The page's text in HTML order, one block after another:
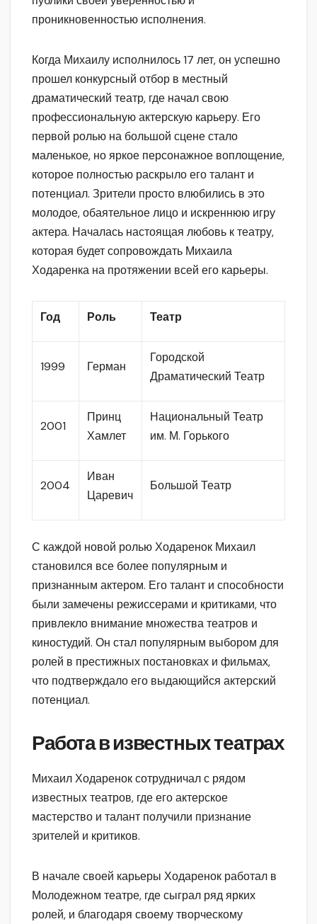
проникновенностью исполнения.
Когда Михаилу исполнилось 17 лет, он успешно
прошел конкурсный отбор в местный
драматический театр, где начал свою
профессиональную актерскую карьеру. Его
первой ролью на большой сцене стало
маленькое, но яркое персонажное воплощение,
которое полностью раскрыло его талант и
потенциал. Зрители просто влюбились в это
молодое, обаятельное лицо и искреннюю игру
актера. Началась настоящая любовь к театру,
которая будет сопровождать Михаила
Ходаренка на протяжении всей его карьеры.
Год Роль Театр
1999 Герман
Городской
Драматический Театр
2001
Принц
Хамлет
Национальный Театр
им. М. Горького
2004
Иван
Царевич
Большой Театр
С каждой новой ролью Ходаренок Михаил
становился все более популярным и
признанным актером. Его талант и способности
были замечены режиссерами и критиками, что
привлекло внимание множества театров и
киностудий. Он стал популярным выбором для
ролей в престижных постановках и фильмах,
что подтверждало его выдающийся актерский
потенциал.
Работа в известных театрах
Михаил Ходаренок сотрудничал с рядом
известных театров, где его актерское
мастерство и талант получили признание
зрителей и критиков.
В начале своей карьеры Ходаренок работал в
Молодежном театре, где сыграл ряд ярких
ролей, и благодаря своему творческому